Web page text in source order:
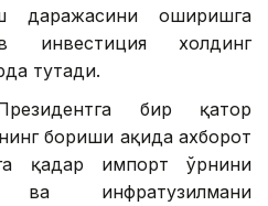
даражасини оширишга
инвестиция холдинг
тутади.
бир қатор
бориши ҳақида ахборот
қадар импорт ўрнини
инфратузилмани